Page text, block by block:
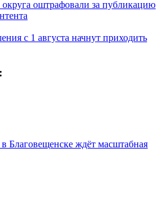
оштрафовали за публикацию
с 1 августа начнут приходить
Благовещенске ждёт масштабная